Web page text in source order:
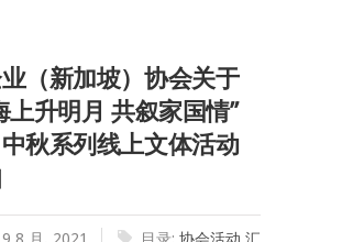
（新加坡）协会关于
上升明月 共叙家国情”
秋系列线上文体活动